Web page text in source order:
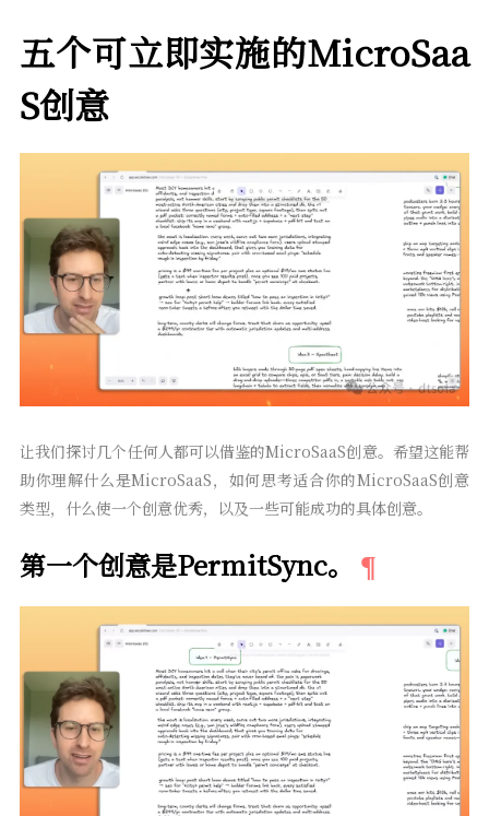
五个可立即实施的MicroSaa
S创意
让我们探讨几个任何人都可以借鉴的MicroSaaS创意。希望这能帮
助你理解什么是MicroSaaS，如何思考适合你的MicroSaaS创意
类型，什么使一个创意优秀，以及一些可能成功的具体创意。
第一个创意是PermitSync。